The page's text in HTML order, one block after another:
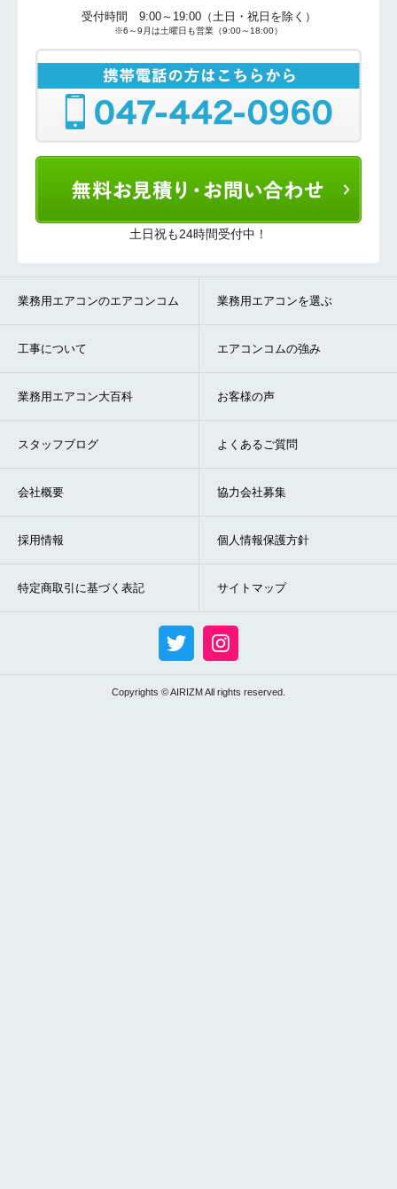
受付時間 9:00～19:00（土日・祝日を除く）
※6～9月は土曜日も営業（9:00～18:00）
土日祝も24時間受付中！
業務用エアコンのエアコンコム 業務用エアコンを選ぶ
工事について エアコンコムの強み
業務用エアコン大百科 お客様の声
スタッフブログ よくあるご質問
会社概要 協力会社募集
採用情報 個人情報保護方針
特定商取引に基づく表記 サイトマップ
Copyrights © AIRIZM All rights reserved.